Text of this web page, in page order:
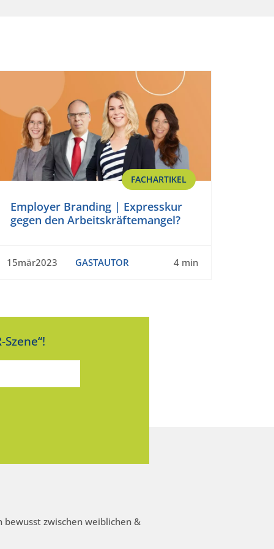
FACHARTIKEL
Employer Branding | Expresskur
gegen den Arbeitskräftemangel?
15mär2023 GASTAUTOR 4 min
bewusst zwischen weiblichen &